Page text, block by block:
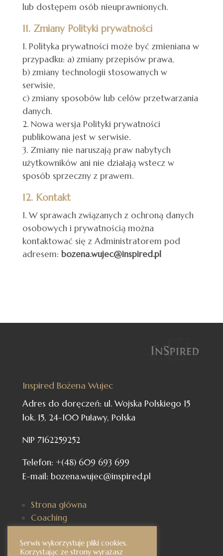
lub dostępem osób nieuprawnionych.
11. Zmiany Polityki prywatności
Polityka prywatności może być zmieniana w
przypadku: a) zmiany przepisów prawa,
b) zmiany technologii stosowanych w
serwisie,
c) zmiany sposobów lub celów przetwarzania
danych.
Nowa wersja Polityki prywatności
publikowana jest w serwisie.
Zmiany nie naruszają praw nabytych
użytkowników ani nie działają wstecz w
sposób sprzeczny z prawem.
12. Kontakt
W sprawach związanych z ochroną danych
osobowych i prywatnością można
kontaktować się z Administratorem pod
adresem: bozena.wujec@inspired.pl
Inspired Bożena Wujec
Adres do doręczeń: ul. Wojska Polskiego 15
lok. 15, 24-100 Puławy, Polska
NIP 7162259252
Telefon: +(48) 609 693 699
E-mail: bozena.wujec@inspired.pl
Strona główna
Coaching
Karty Coachingowe
Serwis wykorzystuje pliki cookies.
Korzystając ze strony wyrażasz